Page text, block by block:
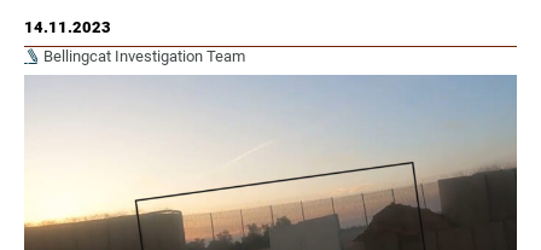
14.11.2023
Bellingcat Investigation Team